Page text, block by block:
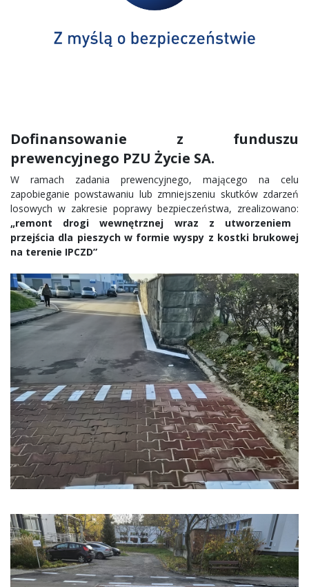
Dofinansowanie z funduszu
prewencyjnego PZU Życie SA.
W ramach zadania prewencyjnego, mającego na celu
zapobieganie powstawaniu lub zmniejszeniu skutków zdarzeń
losowych w zakresie poprawy bezpieczeństwa, zrealizowano:
„remont drogi wewnętrznej wraz z utworzeniem
przejścia dla pieszych w formie wyspy z kostki brukowej
na terenie IPCZD”